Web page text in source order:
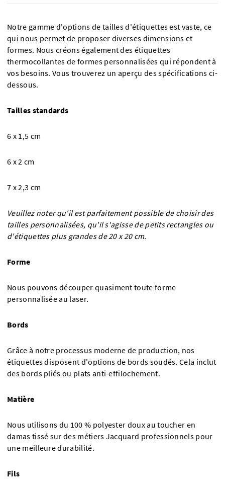
Notre gamme d'options de tailles d'étiquettes est vaste, ce
qui nous permet de proposer diverses dimensions et
formes. Nous créons également des étiquettes
thermocollantes de formes personnalisées qui répondent à
vos besoins. Vous trouverez un aperçu des spécifications ci-
dessous.
Tailles standards
6 x 1,5 cm
6 x 2 cm
7 x 2,3 cm
Veuillez noter qu'il est parfaitement possible de choisir des
tailles personnalisées, qu'il s'agisse de petits rectangles ou
d'étiquettes plus grandes de 20 x 20 cm.
Forme
Nous pouvons découper quasiment toute forme
personnalisée au laser.
Bords
Grâce à notre processus moderne de production, nos
étiquettes disposent d'options de bords soudés. Cela inclut
des bords pliés ou plats anti-effilochement.
Matière
Nous utilisons du 100 % polyester doux au toucher en
damas tissé sur des métiers Jacquard professionnels pour
une meilleure durabilité.
Fils